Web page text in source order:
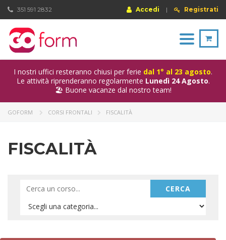
Accedi | Registrati
351 591 2832
Toggle
navigation
I nostri uffici resteranno chiusi per ferie dal 1° al 23 agosto.
Le attività riprenderanno regolarmente Lunedì 24 Agosto.
🏖️ Buone vacanze dal nostro team!
GOFORM CORSI FRONTALI FISCALITÀ
FISCALITÀ